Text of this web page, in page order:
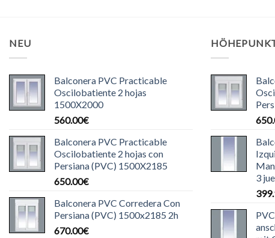
NEU
Balconera PVC Practicable
Oscilobatiente 2 hojas
1500X2000
560.00€
Balconera PVC Practicable
Oscilobatiente 2 hojas con
Persiana (PVC) 1500X2185
650.00€
Balconera PVC Corredera Con
Persiana (PVC) 1500x2185 2h
670.00€
3